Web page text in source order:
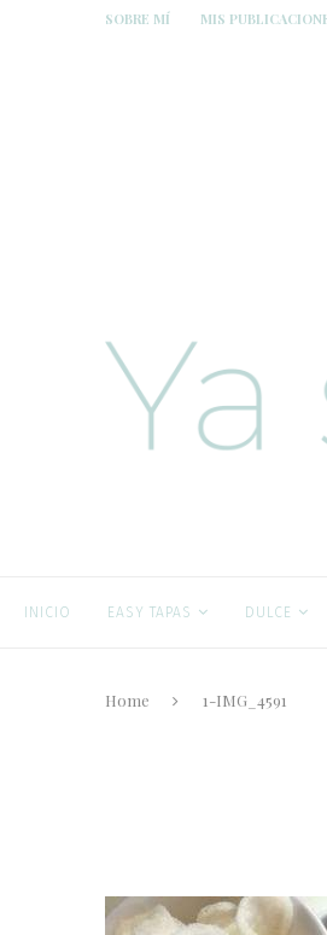
SOBRE MÍ MIS
INICIO EASY TAPAS DULCE
Home 1-IMG_4591